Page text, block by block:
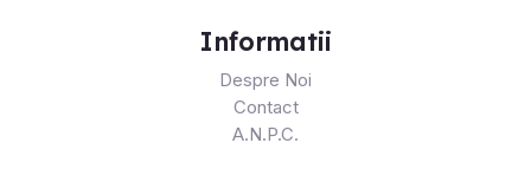
Informatii
Despre Noi
Contact
A.N.P.C.